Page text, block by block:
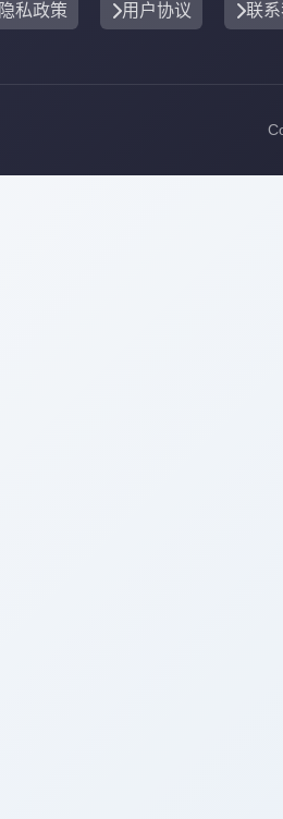
隐私政策 用户协议 联